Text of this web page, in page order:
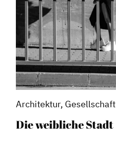
Architektur, Gesellschaft
Die weibliche Stadt